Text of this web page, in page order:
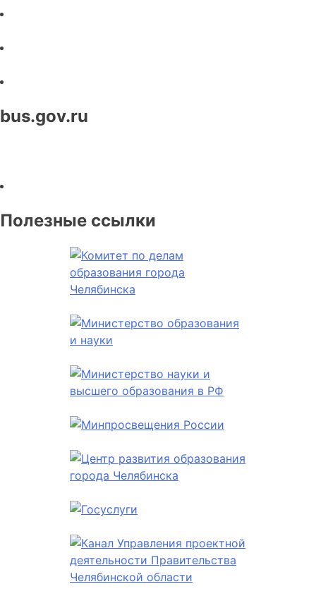
bus.gov.ru
Полезные ссылки